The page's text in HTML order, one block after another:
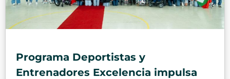
Programa Deportistas y
Entrenadores Excelencia impulsa